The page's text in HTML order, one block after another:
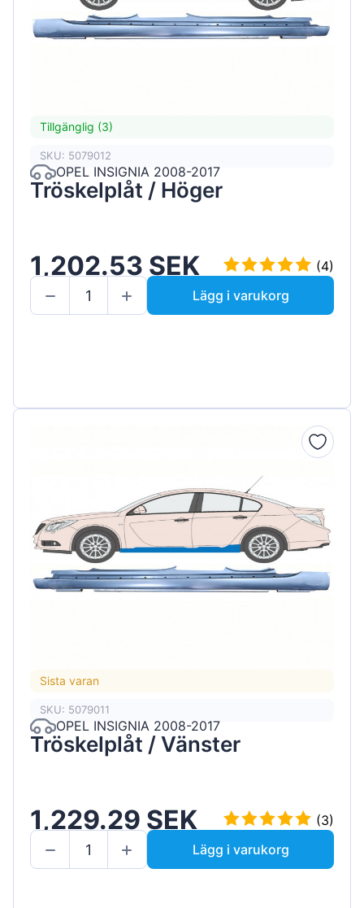
Tillgänglig (3)
SKU: 5079012
OPEL INSIGNIA 2008-2017
Tröskelplåt / Höger
1,202.53 SEK
(4)
Lägg i varukorg
Sista varan
SKU: 5079011
OPEL INSIGNIA 2008-2017
Tröskelplåt / Vänster
1,229.29 SEK
(3)
Lägg i varukorg